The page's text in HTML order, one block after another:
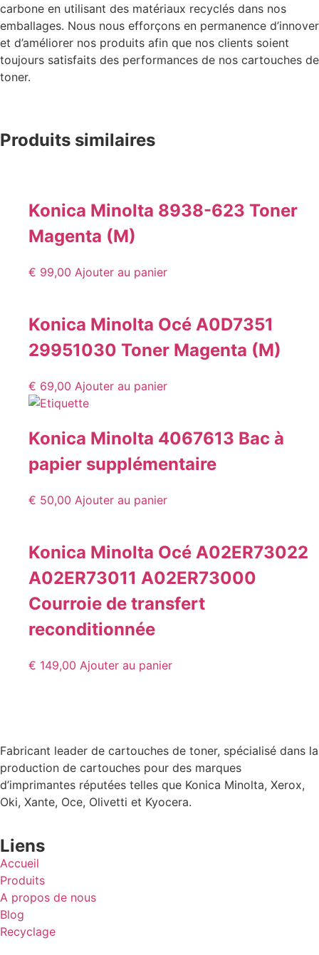
carbone en utilisant des matériaux recyclés dans nos
emballages. Nous nous efforçons en permanence d’innover
et d’améliorer nos produits afin que nos clients soient
toujours satisfaits des performances de nos cartouches de
toner.
Produits similaires
Konica Minolta 8938-623 Toner
Magenta (M)
€ 99,00 Ajouter au panier
Konica Minolta Océ A0D7351
29951030 Toner Magenta (M)
€ 69,00 Ajouter au panier
Konica Minolta 4067613 Bac à
papier supplémentaire
€ 50,00 Ajouter au panier
Konica Minolta Océ A02ER73022
A02ER73011 A02ER73000
Courroie de transfert
reconditionnée
€ 149,00 Ajouter au panier
Fabricant leader de cartouches de toner, spécialisé dans la
production de cartouches pour des marques
d’imprimantes réputées telles que Konica Minolta, Xerox,
Oki, Xante, Oce, Olivetti et Kyocera.
Liens
Accueil
Produits
A propos de nous
Blog
Recyclage